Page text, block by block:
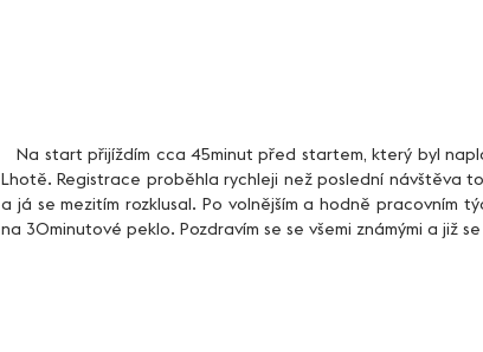
   Na start přijíždím cca 45minut před startem, který byl naplánován na 10:00 od kulturního domu v Bradlecké
Lhotě. Registrace proběhla rychleji než poslední návštěva
a já se mezitím rozklusal. Po volnějším a hodně pracovním
na 30minutové peklo. Pozdravím se se všemi známými a již